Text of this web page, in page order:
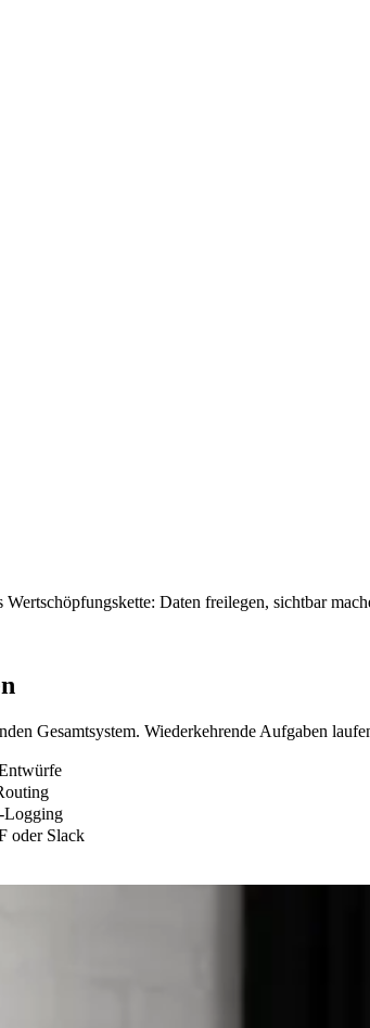
Daten freilegen, sichtbar
Gesamtsystem. Wiederkehrende Aufgaben
Logging
oder Slack